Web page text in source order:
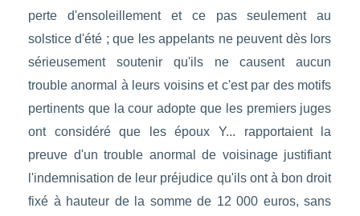
perte d'ensoleillement et ce pas seulement au
solstice d'été ; que les appelants ne peuvent dès lors
sérieusement soutenir qu'ils ne causent aucun
trouble anormal à leurs voisins et c'est par des motifs
pertinents que la cour adopte que les premiers juges
ont considéré que les époux Y... rapportaient la
preuve d'un trouble anormal de voisinage justifiant
l'indemnisation de leur préjudice qu'ils ont à bon droit
fixé à hauteur de la somme de 12 000 euros, sans